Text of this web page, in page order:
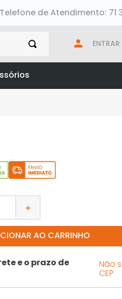
Telefone de Atendimento: 71
ENTRAR
＋
AO CARRINHO
e o prazo de
Não
CEP